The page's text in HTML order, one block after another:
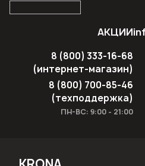
АКЦИИ
8 (800) 333-16-68
(интернет-магазин)
8 (800) 700-85-46
(техподдержка)
ПН-ВС: 9:00 - 21:00